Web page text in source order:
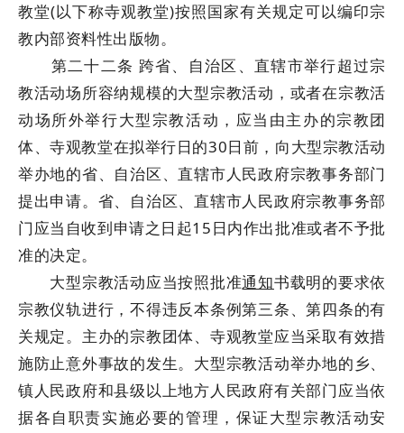
教堂(以下称寺观教堂)按照国家有关规定可以编印宗
教内部资料性出版物。
第二十二条 跨省、自治区、直辖市举行超过宗
教活动场所容纳规模的大型宗教活动，或者在宗教活
动场所外举行大型宗教活动，应当由主办的宗教团
体、寺观教堂在拟举行日的30日前，向大型宗教活动
举办地的省、自治区、直辖市人民政府宗教事务部门
提出申请。省、自治区、直辖市人民政府宗教事务部
门应当自收到申请之日起15日内作出批准或者不予批
准的决定。
大型宗教活动应当按照批准通知书载明的要求依
宗教仪轨进行，不得违反本条例第三条、第四条的有
关规定。主办的宗教团体、寺观教堂应当采取有效措
施防止意外事故的发生。大型宗教活动举办地的乡、
镇人民政府和县级以上地方人民政府有关部门应当依
据各自职责实施必要的管理，保证大型宗教活动安